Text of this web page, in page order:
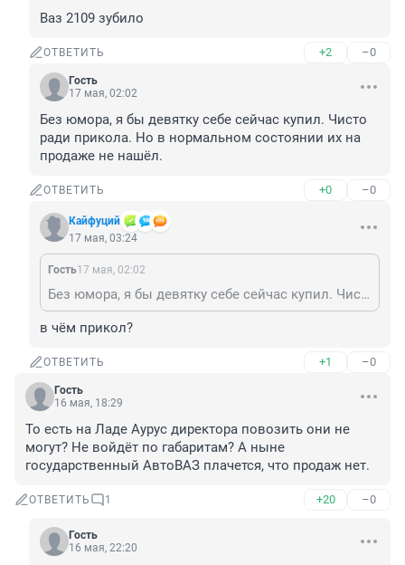
Ваз 2109 зубило
ОТВЕТИТЬ +2 –0
Гость
17 мая, 02:02
Без юмора, я бы девятку себе сейчас купил. Чисто
ради прикола. Но в нормальном состоянии их на
продаже не нашёл.
ОТВЕТИТЬ +0 –0
Кайфуций
17 мая, 03:24
Гость17 мая, 02:02
Без юмора, я бы девятку себе сейчас купил. Чисто ради прикола. Но в нормальном состоянии их на продаже не нашёл.
в чём прикол?
ОТВЕТИТЬ +1 –0
Гость
16 мая, 18:29
То есть на Ладе Аурус директора повозить они не
могут? Не войдёт по габаритам? А ныне
государственный АвтоВАЗ плачется, что продаж нет.
ОТВЕТИТЬ 1 +20 –0
Гость
16 мая, 22:20